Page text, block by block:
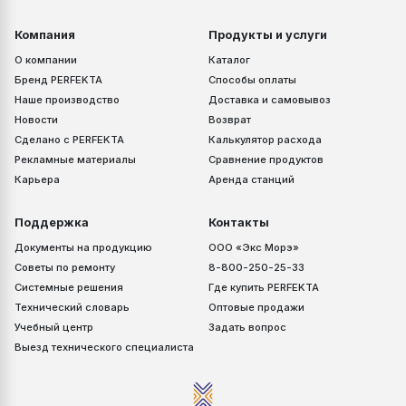
Компания
О компании
Бренд PERFEKTA
Наше производство
Новости
Сделано с PERFEKTA
Рекламные материалы
Карьера
Продукты и услуги
Каталог
Способы оплаты
Доставка и самовывоз
Возврат
Калькулятор расхода
Сравнение продуктов
Аренда станций
Поддержка
Документы на продукцию
Советы по ремонту
Системные решения
Технический словарь
Учебный центр
Выезд технического специалиста
Контакты
ООО «Экс Морэ»
8-800-250-25-33
Где купить PERFEKTA
Оптовые продажи
Задать вопрос